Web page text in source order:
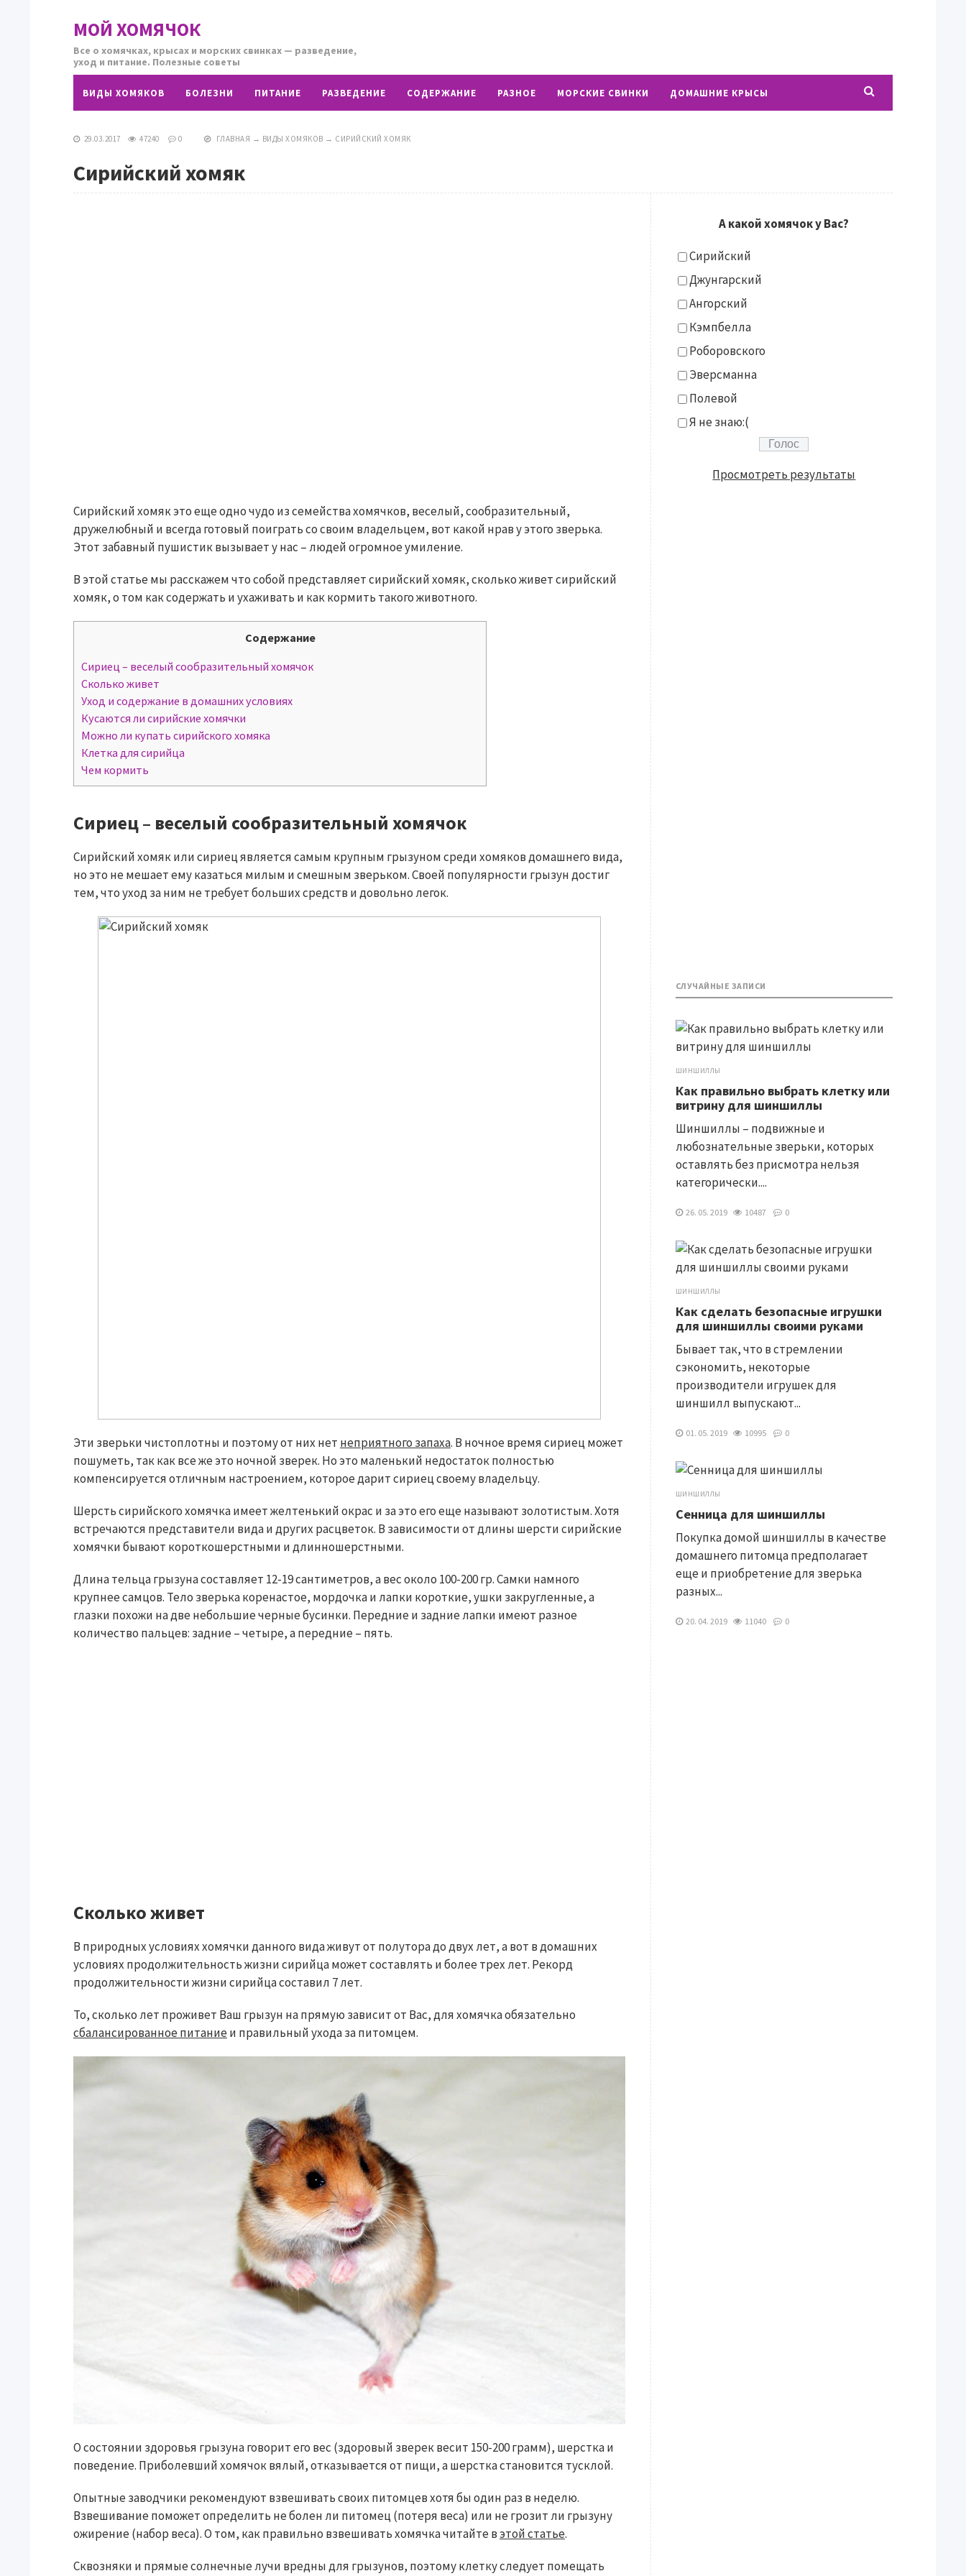
МОЙ ХОМЯЧОК
Все о хомячках, крысах и морских свинках — разведение,
уход и питание. Полезные советы
ВИДЫ ХОМЯКОВ БОЛЕЗНИ ПИТАНИЕ РАЗВЕДЕНИЕ СОДЕРЖАНИЕ РАЗНОЕ МОРСКИЕ СВИНКИ ДОМАШНИЕ КРЫСЫ
29.03.2017 47240 0 ГЛАВНАЯ → ВИДЫ ХОМЯКОВ → СИРИЙСКИЙ ХОМЯК
Сирийский хомяк
Сирийский хомяк это еще одно чудо из семейства хомячков, веселый, сообразительный,
дружелюбный и всегда готовый поиграть со своим владельцем, вот какой нрав у этого зверька.
Этот забавный пушистик вызывает у нас – людей огромное умиление.
В этой статье мы расскажем что собой представляет сирийский хомяк, сколько живет сирийский
хомяк, о том как содержать и ухаживать и как кормить такого животного.
Содержание
Сириец – веселый сообразительный хомячок
Сколько живет
Уход и содержание в домашних условиях
Кусаются ли сирийские хомячки
Можно ли купать сирийского хомяка
Клетка для сирийца
Чем кормить
Сириец – веселый сообразительный хомячок
Сирийский хомяк или сириец является самым крупным грызуном среди хомяков домашнего вида,
но это не мешает ему казаться милым и смешным зверьком. Своей популярности грызун достиг
тем, что уход за ним не требует больших средств и довольно легок.
Эти зверьки чистоплотны и поэтому от них нет неприятного запаха. В ночное время сириец может
пошуметь, так как все же это ночной зверек. Но это маленький недостаток полностью
компенсируется отличным настроением, которое дарит сириец своему владельцу.
Шерсть сирийского хомячка имеет желтенький окрас и за это его еще называют золотистым. Хотя
встречаются представители вида и других расцветок. В зависимости от длины шерсти сирийские
хомячки бывают короткошерстными и длинношерстными.
Длина тельца грызуна составляет 12-19 сантиметров, а вес около 100-200 гр. Самки намного
крупнее самцов. Тело зверька коренастое, мордочка и лапки короткие, ушки закругленные, а
глазки похожи на две небольшие черные бусинки. Передние и задние лапки имеют разное
количество пальцев: задние – четыре, а передние – пять.
Сколько живет
В природных условиях хомячки данного вида живут от полутора до двух лет, а вот в домашних
условиях продолжительность жизни сирийца может составлять и более трех лет. Рекорд
продолжительности жизни сирийца составил 7 лет.
То, сколько лет проживет Ваш грызун на прямую зависит от Вас, для хомячка обязательно
сбалансированное питаниеи правильный ухода за питомцем.
О состоянии здоровья грызуна говорит его вес (здоровый зверек весит 150-200 грамм), шерстка и
поведение. Приболевший хомячок вялый, отказывается от пищи, а шерстка становится тусклой.
Опытные заводчики рекомендуют взвешивать своих питомцев хотя бы один раз в неделю.
Взвешивание поможет определить не болен ли питомец (потеря веса) или не грозит ли грызуну
ожирение (набор веса). О том, как правильно взвешивать хомячка читайте вэтой статье.
Сквозняки и прямые солнечные лучи вредны для грызунов, поэтому клетку следует помещать
А какой хомячок у Вас?
Сирийский
Джунгарский
Ангорский
Кэмпбелла
Роборовского
Эверсманна
Полевой
Я не знаю:(
Просмотреть результаты
СЛУЧАЙНЫЕ ЗАПИСИ
ШИНШИЛЛЫ
Как правильно выбрать клетку или
витрину для шиншиллы
Шиншиллы – подвижные и
любознательные зверьки, которых
оставлять без присмотра нельзя
категорически....
26. 05. 2019 10487 0
ШИНШИЛЛЫ
Как сделать безопасные игрушки
для шиншиллы своими руками
Бывает так, что в стремлении
сэкономить, некоторые
производители игрушек для
шиншилл выпускают...
01. 05. 2019 10995 0
ШИНШИЛЛЫ
Сенница для шиншиллы
Покупка домой шиншиллы в качестве
домашнего питомца предполагает
еще и приобретение для зверька
разных...
20. 04. 2019 11040 0